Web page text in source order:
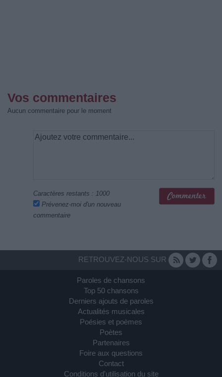
Vos commentaires
Aucun commentaire pour le moment
Caractères restants : 1000
Prévenez-moi d'un nouveau
commentaire
RETROUVEZ-NOUS SUR
Paroles de chansons
Top 50 chansons
Derniers ajouts de paroles
Actualités musicales
Poésies et poèmes
Poètes
Partenaires
Foire aux questions
Contact
Conditions d'utilisation du site